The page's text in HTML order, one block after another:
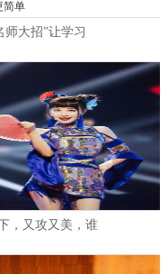
师大招”让学习
，又攻又美，谁